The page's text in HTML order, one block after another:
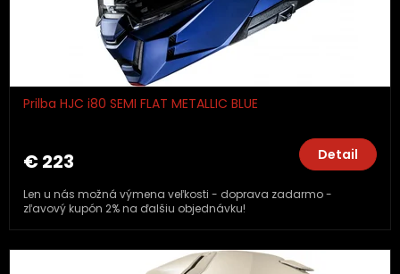
Prilba HJC i80 SEMI FLAT METALLIC BLUE
€ 223 Detail
Len u nás možná výmena veľkosti - doprava zadarmo -
zľavový kupón 2% na ďalšiu objednávku!